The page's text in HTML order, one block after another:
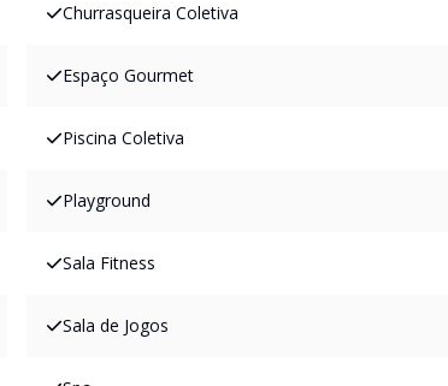
Churrasqueira Coletiva
Espaço Gourmet
Piscina Coletiva
Playground
Sala Fitness
Sala de Jogos